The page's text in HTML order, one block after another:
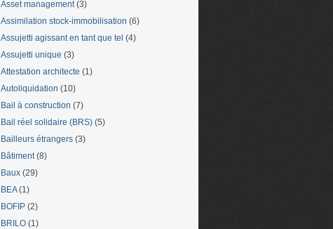
Asset management(3)
Assimilation stock-immobilisation (6)
Assujetti agissant en tant que tel (4)
Assujetti unique (3)
Attestation architecte (1)
Autoliquidation (10)
Bail à construction (7)
Bail réel solidaire (BRS) (5)
Bailleurs étrangers (3)
Bâtiment(8)
Baux (29)
BEA(1)
BOFIP (2)
BRILO (1)